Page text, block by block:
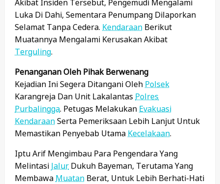
Akibat Insiden Tersebut, Pengemudi Mengalami
Luka Di Dahi, Sementara Penumpang Dilaporkan
Selamat Tanpa Cedera. Kendaraan Berikut
Muatannya Mengalami Kerusakan Akibat
Terguling.
Penanganan Oleh Pihak Berwenang
Kejadian Ini Segera Ditangani Oleh Polsek
Karangreja Dan Unit Lakalantas Polres
Purbalingga. Petugas Melakukan Evakuasi
KendaraanSerta Pemeriksaan Lebih Lanjut Untuk
Memastikan Penyebab Utama Kecelakaan.
Iptu Arif Mengimbau Para Pengendara Yang
Melintasi Jalur Dukuh Bayeman, Terutama Yang
Membawa Muatan Berat, Untuk Lebih Berhati-Hati